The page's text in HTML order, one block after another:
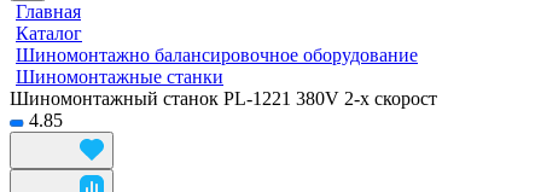
Главная
Каталог
Шиномонтажно балансировочное оборудование
Шиномонтажные станки
Шиномонтажный станок PL-1221 380V 2-х скорост
4.85